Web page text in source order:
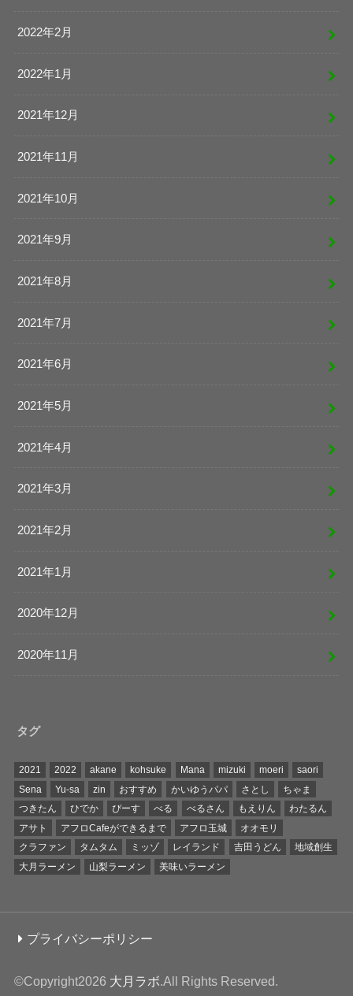
2022年2月
2022年1月
2021年12月
2021年11月
2021年10月
2021年9月
2021年8月
2021年7月
2021年6月
2021年5月
2021年4月
2021年3月
2021年2月
2021年1月
2020年12月
2020年11月
タグ
2021 2022 akane kohsuke Mana mizuki moeri
saori
Sena
Yu-sa zin おすすめ かいゆうパパ さとし
ちゃま
つきたん
ひでか ぴーす べる べるさん もえりん
わたるん
アサト
アフロCafeができるまで アフロ玉城
オオモリ
クラファン
タムタム ミッゾ レイランド 吉田うどん
地域創生
大月ラーメン
山梨ラーメン 美味いラーメン
プライバシーポリシー
©Copyright2026 大月ラボ.All Rights Reserved.